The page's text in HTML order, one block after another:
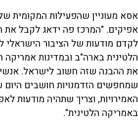
אסא מעוניין שהפעילות המקומית
אפיקים. "המרכז פה ידאג לקבל
לקדם מודעות של הציבור
הלטינית בארה"ב ובמדינות אמריקה
את ההבנה שזה חשוב לישראל.
שמחפשים הזדמנויות חושבים היום
האמירויות, וצריך שתהיה מודעות
באמריקה הלטינית".